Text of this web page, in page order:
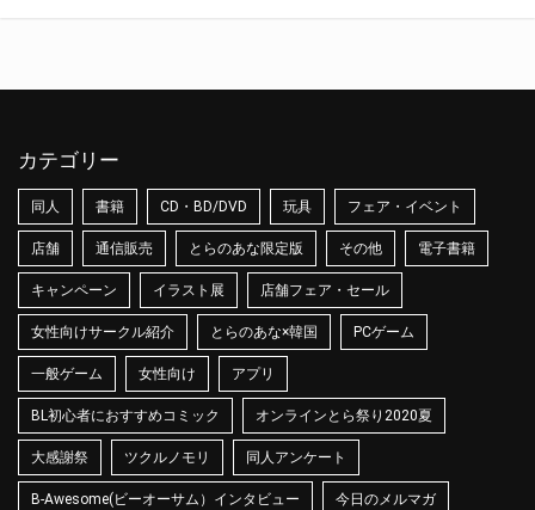
カテゴリー
同人 書籍 CD・BD/DVD 玩具 フェア・イベント
店舗 通信販売 とらのあな限定版 その他 電子書籍
キャンペーン イラスト展 店舗フェア・セール
女性向けサークル紹介 とらのあな×韓国 PCゲーム
一般ゲーム 女性向け アプリ
BL初心者におすすめコミック オンラインとら祭り2020夏
大感謝祭 ツクルノモリ 同人アンケート
B-Awesome(ビーオーサム）インタビュー 今日のメルマガ